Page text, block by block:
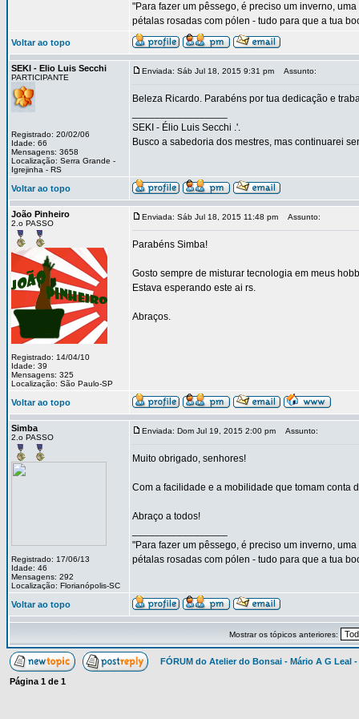
"Para fazer um pêssego, é preciso um inverno,
pétalas rosadas com pólen - tudo para que a tua
Voltar ao topo
SEKI - Elio Luis Secchi
PARTICIPANTE
Registrado: 20/02/06
Idade: 66
Mensagens: 3658
Localização: Serra Grande -
Igrejinha - RS
Enviada: Sáb Jul 18, 2015 9:31 pm Assunto:
Beleza Ricardo. Parabéns por tua dedicação e
SEKI - Élio Luis Secchi .'.
Busco a sabedoria dos mestres, mas continuarei
Voltar ao topo
João Pinheiro
2.o PASSO
Registrado: 14/04/10
Idade: 39
Mensagens: 325
Localização: São Paulo-SP
Enviada: Sáb Jul 18, 2015 11:48 pm Assunto:
Parabéns Simba!
Gosto sempre de misturar tecnologia em meus
Estava esperando este ai rs.
Abraços.
Voltar ao topo
Simba
2.o PASSO
Registrado: 17/06/13
Idade: 46
Mensagens: 292
Localização: Florianópolis-SC
Enviada: Dom Jul 19, 2015 2:00 pm Assunto:
Muito obrigado, senhores!
Com a facilidade e a mobilidade que tomam conta
Abraço a todos!
"Para fazer um pêssego, é preciso um inverno,
pétalas rosadas com pólen - tudo para que a tua
Voltar ao topo
Mostrar os tópicos anteriores:
FÓRUM do Atelier do Bonsai - Mário A G Leal
Página 1 de 1